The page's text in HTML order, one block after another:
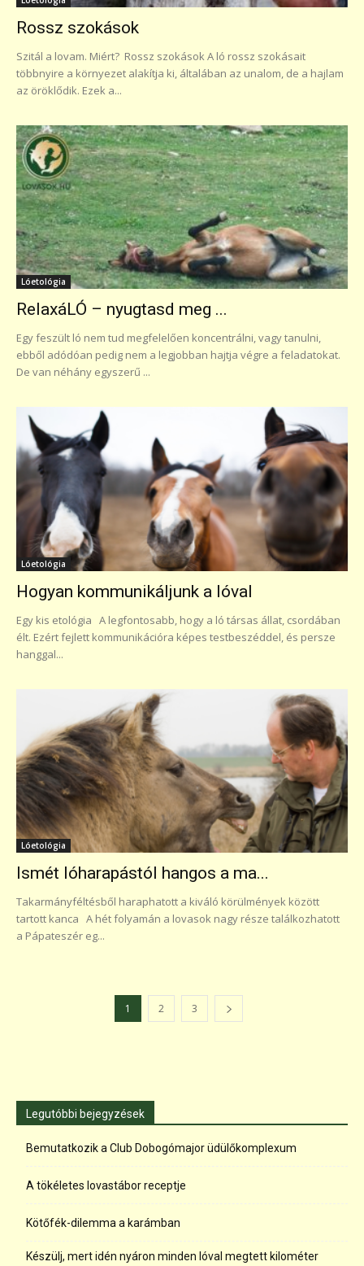
Rossz szokások
Szitál a lovam. Miért? Rossz szokások A ló rossz szokásait
többnyire a környezet alakítja ki, általában az unalom, de a hajlam
az öröklődik. Ezek a...
Lóetológia
RelaxáLÓ – nyugtasd meg ...
Egy feszült ló nem tud megfelelően koncentrálni, vagy tanulni,
ebből adódóan pedig nem a legjobban hajtja végre a feladatokat.
De van néhány egyszerű ...
Lóetológia
Hogyan kommunikáljunk a lóval
Egy kis etológia A legfontosabb, hogy a ló társas állat, csordában
élt. Ezért fejlett kommunikációra képes testbeszéddel, és persze
hanggal...
Lóetológia
Ismét lóharapástól hangos a ma...
Takarmányféltésből haraphatott a kiváló körülmények között
tartott kanca A hét folyamán a lovasok nagy része találkozhatott
a Pápateszér eg...
1 2 3
Legutóbbi bejegyzések
Bemutatkozik a Club Dobogómajor üdülőkomplexum
A tökéletes lovastábor receptje
Kötőfék-dilemma a karámban
Készülj, mert idén nyáron minden lóval megtett kilométer